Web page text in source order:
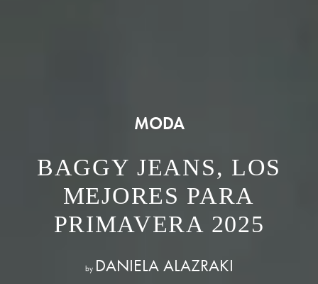
MODA
BAGGY JEANS, LOS
MEJORES PARA
PRIMAVERA 2025
by DANIELA ALAZRAKI